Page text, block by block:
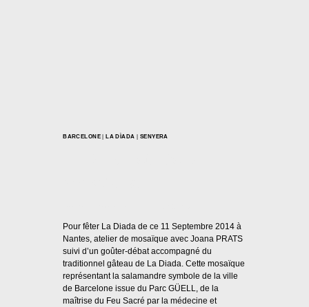
BARCELONE|LA DÌADA | SENYERA
Pour fêter La Diada de ce 11 Septembre 2014 à
Nantes, atelier de mosaïque avec Joana PRATS
suivi d’un goûter-débat accompagné du
traditionnel gâteau de La Diada. Cette mosaïque
représentant la salamandre symbole de la ville
de Barcelone issue du Parc GÜELL, de la
maîtrise du Feu Sacré par la médecine et